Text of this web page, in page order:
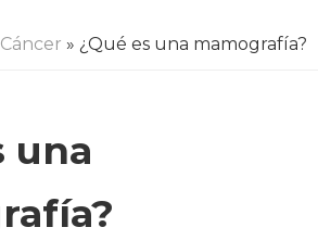
Cáncer » ¿Qué es una mamografía?
una